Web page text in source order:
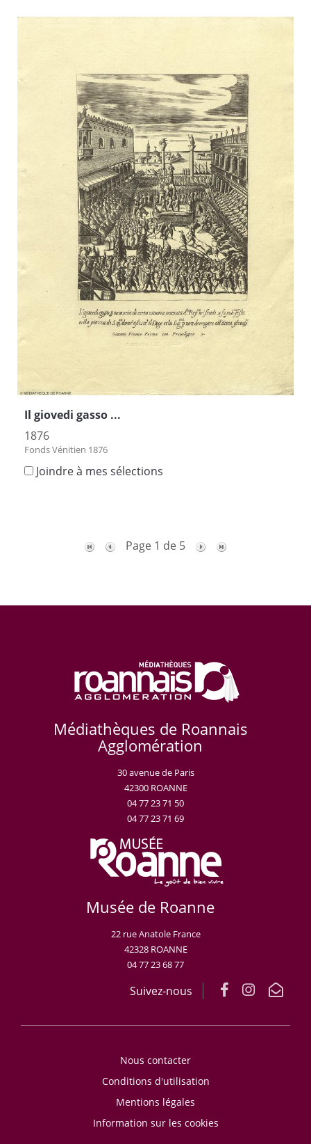
Il giovedi gasso ...
1876
Fonds Vénitien 1876
Joindre à mes sélections
Page 1 de 5
Médiathèques de Roannais
Agglomération
30 avenue de Paris
42300 ROANNE
04 77 23 71 50
04 77 23 71 69
Musée de Roanne
22 rue Anatole France
42328 ROANNE
04 77 23 68 77
Suivez-nous
Nous contacter
Conditions d'utilisation
Mentions légales
Information sur les cookies